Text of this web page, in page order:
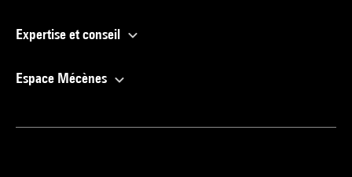
Expertise et conseil
Espace Mécènes